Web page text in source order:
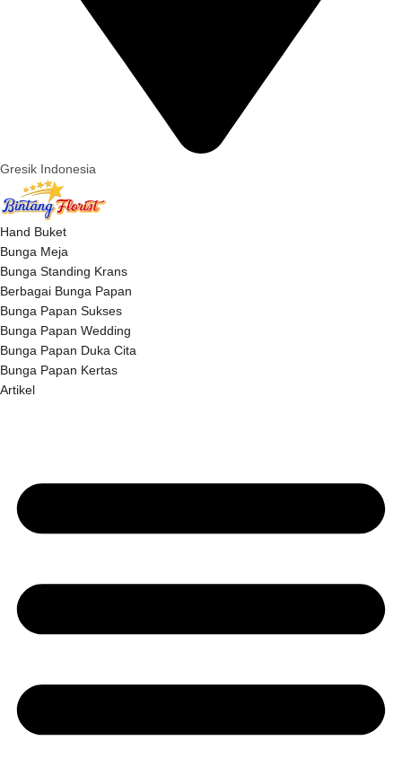
Gresik Indonesia
Hand Buket
Bunga Meja
Bunga Standing Krans
Berbagai Bunga Papan
Bunga Papan Sukses
Bunga Papan Wedding
Bunga Papan Duka Cita
Bunga Papan Kertas
Artikel